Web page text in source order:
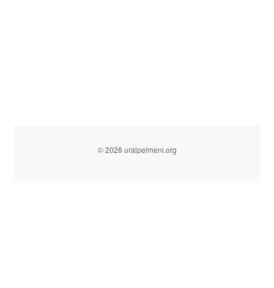
© 2026 uralpelmeni.org